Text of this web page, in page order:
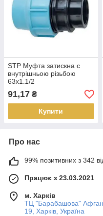
STP Муфта затискна c
внутрішньою різьбою
63х1.1/2
91,17 ₴
Купити
Про нас
99% позитивних з 342
Працює з 23.03.2021
м. Харків
ТЦ "Барабашова"
19, Харків, Україна